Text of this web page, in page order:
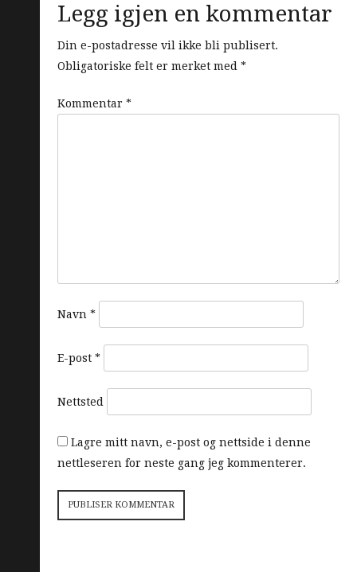
Legg igjen en kommentar
Din e-postadresse vil ikke bli publisert.
Obligatoriske felt er merket med *
Kommentar *
Navn *
E-post *
Nettsted
Lagre mitt navn, e-post og nettside i denne
nettleseren for neste gang jeg kommenterer.